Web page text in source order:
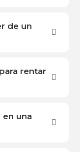
de un
rentar
una